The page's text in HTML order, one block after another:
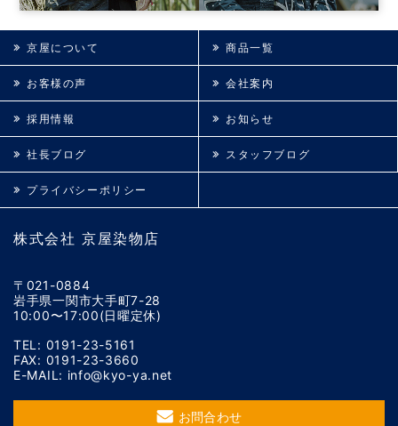
株式会社 京屋染物店
〒021-0884
岩手県一関市大手町7-28
10:00〜17:00(日曜定休)
TEL: 0191-23-5161
FAX: 0191-23-3660
E-MAIL: info@kyo-ya.net
お問合わせ
京屋について 商品一覧
お客様の声 会社案内
採用情報 お知らせ
社長ブログ スタッフブログ
プライバシーポリシー